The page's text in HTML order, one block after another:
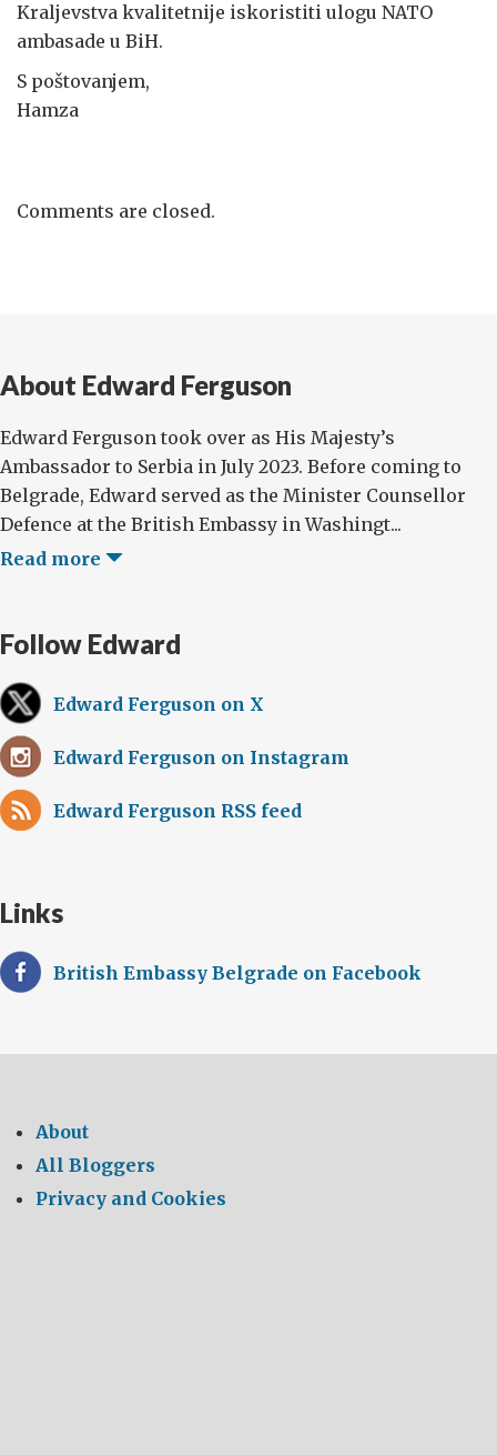
Kraljevstva kvalitetnije iskoristiti ulogu NATO
ambasade u BiH.
S poštovanjem,
Hamza
Comments are closed.
About Edward Ferguson
Edward Ferguson took over as His Majesty’s
Ambassador to Serbia in July 2023. Before coming to
Belgrade, Edward served as the Minister Counsellor
Defence at the British Embassy in Washingt...
Read more
Follow Edward
Edward Ferguson on X
Edward Ferguson on Instagram
Edward Ferguson RSS feed
Links
British Embassy Belgrade on Facebook
About
All Bloggers
Privacy and Cookies